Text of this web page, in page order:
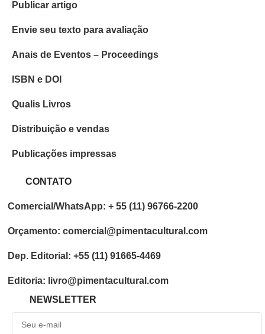
Publicar artigo
Envie seu texto para avaliação
Anais de Eventos – Proceedings
ISBN e DOI
Qualis Livros
Distribuição e vendas
Publicações impressas
CONTATO
Comercial/WhatsApp: + 55 (11) 96766-2200
Orçamento: comercial@pimentacultural.com
Dep. Editorial: +55 (11) 91665-4469
Editoria: livro@pimentacultural.com
NEWSLETTER